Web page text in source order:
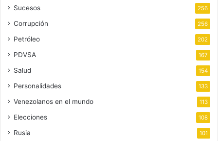
Sucesos 256
Corrupción 256
Petróleo 202
PDVSA 167
Salud 154
Personalidades 133
Venezolanos en el mundo 113
Elecciones 108
Rusia 101